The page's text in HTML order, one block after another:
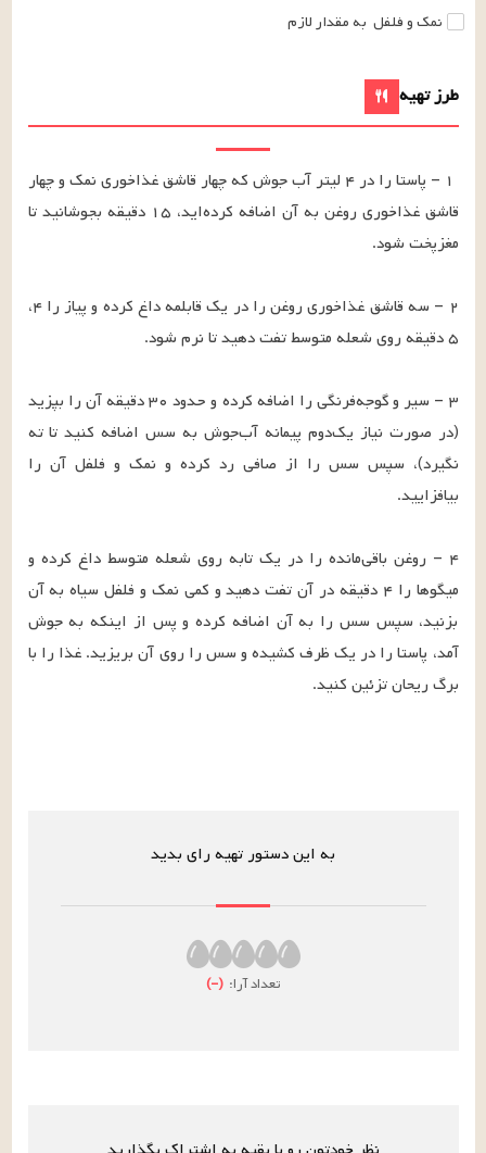
نمک و فلفل به مقدار لازم
طرز تهیه
برگ ریحان تزئین کنید.
به این دستور تهیه رای بدید
تعداد آرا: (
–
)